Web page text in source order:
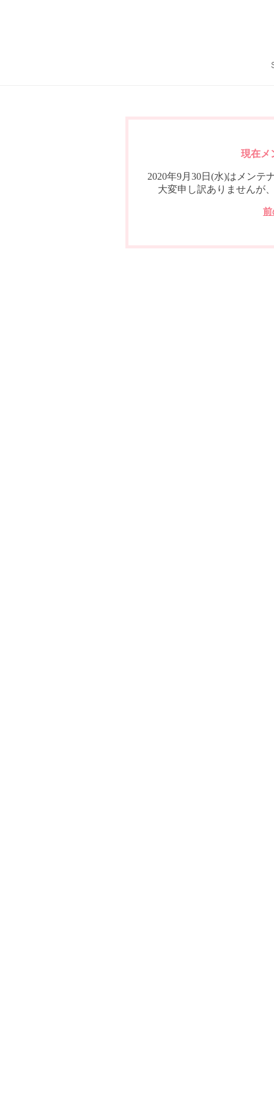
現在メ
2020年9月30日(水)はメンテ
大変申し訳ありませんが
前